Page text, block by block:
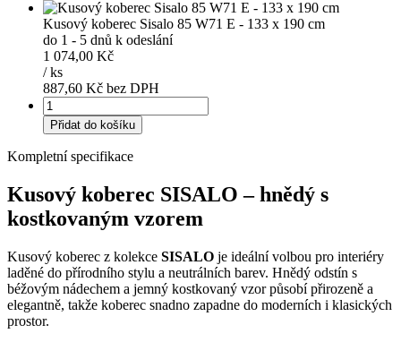
Kusový koberec Sisalo 85 W71 E - 133 x 190 cm
do 1 - 5 dnů k odeslání
1 074,00 Kč
/ks
887,60 Kč bez DPH
Přidat do košíku
Kompletní specifikace
Kusový koberec SISALO – hnědý s
kostkovaným vzorem
Kusový koberec z kolekce SISALO je ideální volbou pro interiéry
laděné do přírodního stylu a neutrálních barev. Hnědý odstín s
béžovým nádechem a jemný kostkovaný vzor působí přirozeně a
elegantně, takže koberec snadno zapadne do moderních i klasických
prostor.